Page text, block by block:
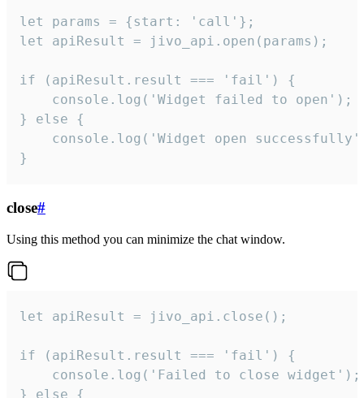
let params = {start: 'call'};
let apiResult = jivo_api.open(params);
if (apiResult.result === 'fail') {
    console.log('Widget failed to open');
} else {
console.log('Widget open
}
close#
Using this method you can minimize the chat window.
let apiResult = jivo_api.close();
if (apiResult.result === 'fail') {
    console.log('Failed to close widget');
} else {